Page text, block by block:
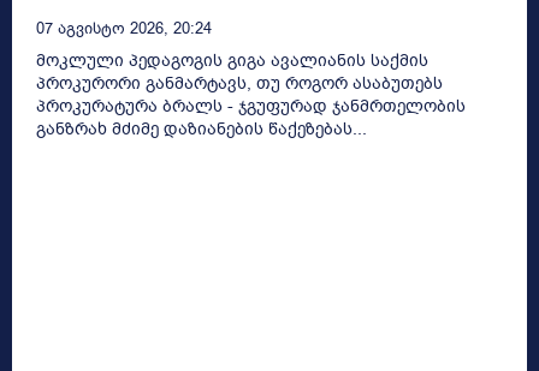
07 Აგვისტო 2026, 20:24
მოკლული პედაგოგის გიგა ავალიანის საქმის
პროკურორი განმარტავს, თუ როგორ ასაბუთებს
პროკურატურა ბრალს - ჯგუფურად ჯანმრთელობის
განზრახ მძიმე დაზიანების წაქეზებას...